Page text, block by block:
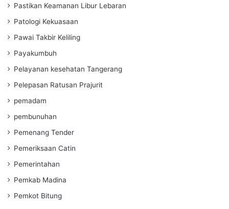
Pastikan Keamanan Libur Lebaran
Patologi Kekuasaan
Pawai Takbir Keliling
Payakumbuh
Pelayanan kesehatan Tangerang
Pelepasan Ratusan Prajurit
pemadam
pembunuhan
Pemenang Tender
Pemeriksaan Catin
Pemerintahan
Pemkab Madina
Pemkot Bitung